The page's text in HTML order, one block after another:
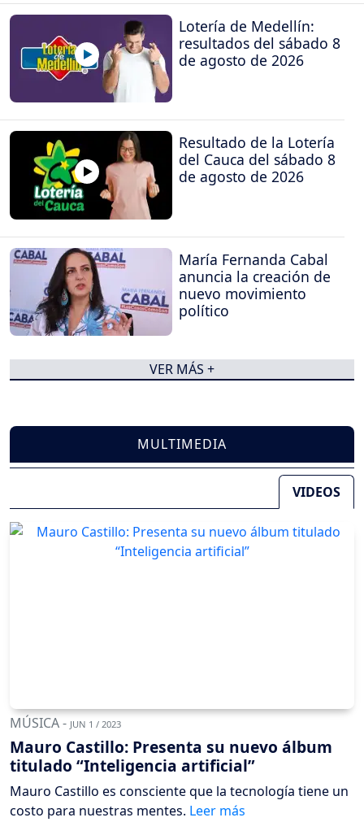
Lotería de Medellín:
resultados del sábado 8
de agosto de 2026
Resultado de la Lotería
del Cauca del sábado 8
de agosto de 2026
María Fernanda Cabal
anuncia la creación de
nuevo movimiento
político
VER MÁS +
MULTIMEDIA
VIDEOS
MÚSICA - JUN 1 / 2023
Mauro Castillo: Presenta su nuevo álbum
titulado “Inteligencia artificial”
Mauro Castillo es consciente que la tecnología tiene un
costo para nuestras mentes.